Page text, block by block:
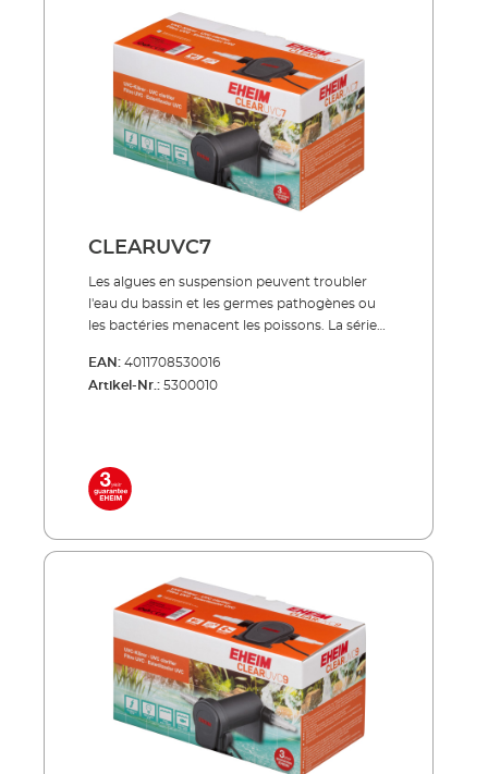
externe en plastique anti-chocs traité pour
résister aux UV et à toutes les conditions
météorologiques À utiliser seul ou associé aux
kits de filtres de bassins PRESS et LOOP
NOUVEAU : avec 3 raccords de tuyaux : Ø 25 =
1", Ø 32 = 1 1/4", Ø 40 = 1 1/2" Inclus dans la
livraison: Lampe UVC 3 buses de
raccordement Câble réseau 5 m
CLEARUVC7
Les algues en suspension peuvent troubler
l'eau du bassin et les germes pathogènes ou
les bactéries menacent les poissons. La série
efficace dans les deux cas : le rayonnement
UV spécial combat spécifiquement ce qui
d’énergie, silencieux, trés robuste ! Lampe
UVC haut de gamme à longue durée de vie
fournie Faible consommation d'énergie
externe en plastique anti-chocs traité pour
résister aux UV et à toutes les conditions
météorologiques À utiliser seul ou associé aux
kits de filtres de bassins PRESS et LOOP
Inclus dans la livraison: Lampe UVC 2 buses
de raccordement Câble réseau 5 m
EAN: 4011708530016
Artikel-Nr.: 5300010